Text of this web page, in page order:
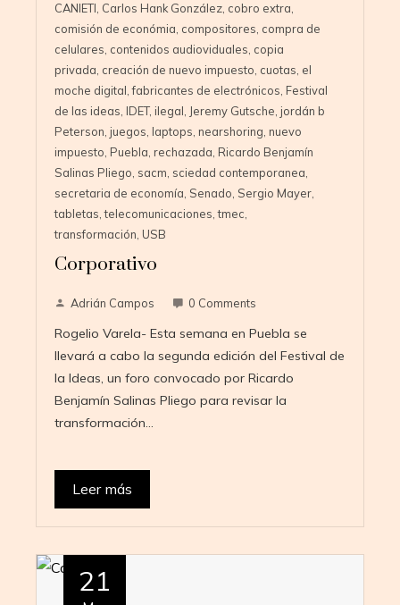
CANIETI, Carlos Hank González, cobro extra,
comisión de económia, compositores, compra de
celulares, contenidos audioviduales, copia
privada, creación de nuevo impuesto, cuotas, el
moche digital,fabricantes de electrónicos, Festival
de las ideas, IDET, ilegal, Jeremy Gutsche, jordán b
Peterson, juegos, laptops, nearshoring, nuevo
impuesto, Puebla, rechazada, Ricardo Benjamín
Salinas Pliego, sacm, sciedad contemporanea,
secretaria de economía, Senado, Sergio Mayer,
tabletas,telecomunicaciones,tmec,
transformación, USB
Corporativo
Adrián Campos 0 Comments
Rogelio Varela- Esta semana en Puebla se
llevará a cabo la segunda edición del Festival de
la Ideas, un foro convocado por Ricardo
Benjamín Salinas Pliego para revisar la
transformación…
Leer más
21